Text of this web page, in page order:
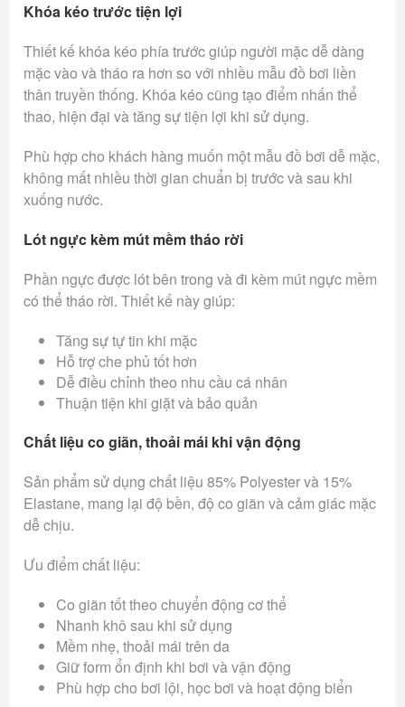
Khóa kéo trước tiện lợi
Thiết kế khóa kéo phía trước giúp người mặc dễ dàng
mặc vào và tháo ra hơn so với nhiều mẫu đồ bơi liền
thân truyền thống. Khóa kéo cũng tạo điểm nhấn thể
thao, hiện đại và tăng sự tiện lợi khi sử dụng.
Phù hợp cho khách hàng muốn một mẫu đồ bơi dễ mặc,
không mất nhiều thời gian chuẩn bị trước và sau khi
xuống nước.
Lót ngực kèm mút mềm tháo rời
Phần ngực được lót bên trong và đi kèm mút ngực mềm
có thể tháo rời. Thiết kế này giúp:
Tăng sự tự tin khi mặc
Hỗ trợ che phủ tốt hơn
Dễ điều chỉnh theo nhu cầu cá nhân
Thuận tiện khi giặt và bảo quản
Chất liệu co giãn, thoải mái khi vận động
Sản phẩm sử dụng chất liệu 85% Polyester và 15%
Elastane, mang lại độ bền, độ co giãn và cảm giác mặc
dễ chịu.
Ưu điểm chất liệu:
Co giãn tốt theo chuyển động cơ thể
Nhanh khô sau khi sử dụng
Mềm nhẹ, thoải mái trên da
Giữ form ổn định khi bơi và vận động
Phù hợp cho bơi lội, học bơi và hoạt động biển